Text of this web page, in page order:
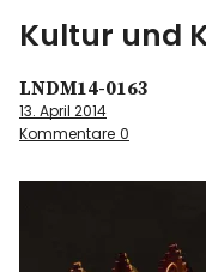
Kultur und
kultur & kunst
LNDM14-0163
13. April 2014
Kommentare 0